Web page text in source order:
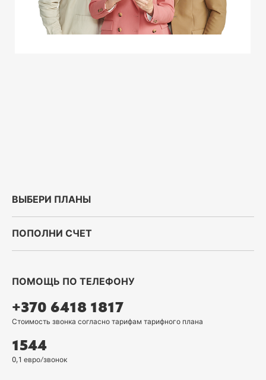
ВЫБЕРИ ПЛАНЫ
ПОПОЛНИ СЧЕТ
ПОМОЩЬ ПО ТЕЛЕФОНУ
+370 6418 1817
Стоимость звонка согласно тарифам тарифного плана
1544
0,1 евро/звонок